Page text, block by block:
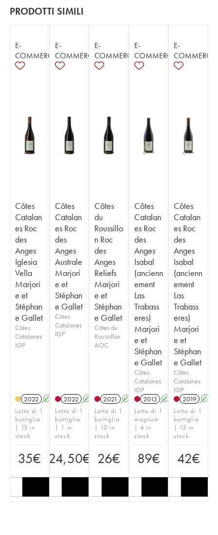
PRODOTTI SIMILI
E-
COMMERCE
Côtes
Catalan
es Roc
des
Anges
Iglesia
Vella
Marjori
e et
Stéphan
e Gallet
Côtes
Catalanes
IGP
2022 A
Lotto di 1
bottiglia
| 15 in
stock
35€
E-
COMMERCE
Côtes
Catalan
es Roc
des
Anges
Australe
Marjori
e et
Stéphan
e Gallet
Côtes
Catalanes
IGP
2022 A
Lotto di 1
bottiglia
| 1 in
stock
24,50€
E-
COMMERCE
Côtes
du
Roussillo
n Roc
des
Anges
Reliefs
Marjori
e et
Stéphan
e Gallet
Côtes du
Roussillon
AOC
2021 A
Lotto di 1
bottiglia
| 10 in
stock
26€
E-
COMMERCE
Côtes
Catalan
es Roc
des
Anges
Isabal
(ancienn
ement
Las
Trabass
eres)
Marjori
e et
Stéphan
e Gallet
Côtes
Catalanes
IGP
2013 A
Lotto di 1
magnum
| 4 in
stock
89€
E-
COMMERCE
Côtes
Catalan
es Roc
des
Anges
Isabal
(ancienn
ement
Las
Trabass
eres)
Marjori
e et
Stéphan
e Gallet
Côtes
Catalanes
IGP
2019 A
Lotto di 1
bottiglia
| 13 in
stock
42€